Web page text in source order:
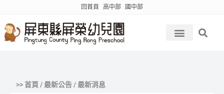
回首頁 高中部 國中部
>> 首頁 / 最新公告 / 最新消息